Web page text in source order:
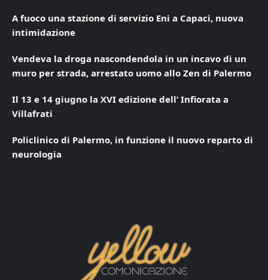
A fuoco una stazione di servizio Eni a Capaci, nuova
intimidazione
Vendeva la droga nascondendola in un incavo di un
muro per strada, arrestato uomo allo Zen di Palermo
Il 13 e 14 giugno la XVI edizione dell’ Infiorata a
Villafrati
Policlinico di Palermo, in funzione il nuovo reparto di
neurologia